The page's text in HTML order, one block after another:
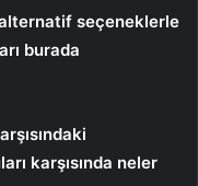
seçeneklerle
burada
karşısında neler